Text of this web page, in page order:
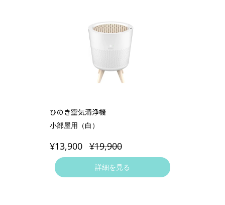
ひのき空気清浄機
小部屋用（白）
¥13,900 ¥19,900
詳細を見る